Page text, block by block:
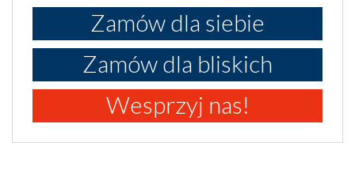
Zamów dla siebie
Zamów dla bliskich
Wesprzyj nas!